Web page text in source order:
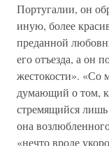
Португалии, он
иную, более
преданной
его отъезда, а он
жестокости». «Со
думающий о том,
стремящийся
она
«нечто вроде